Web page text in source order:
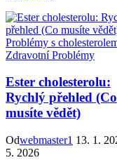
Problémy s
Zdravotní Problémy
Ester cholesterolu:
Rychlý přehled (Co
musíte vědět)
Odwebmaster1 13. 1.
5. 2026